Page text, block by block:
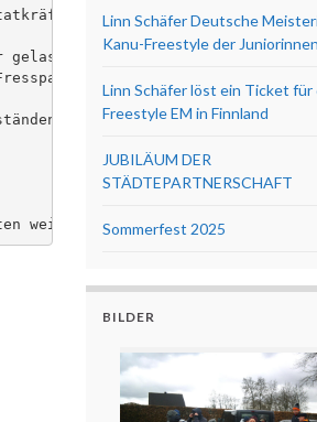
tatkräftig unterstützen.
gelassen.
helfend einzugreifen.
weiteren Verlauf des Wettkampfes
Linn Schäfer Deutsche
Kanu-Freestyle der
Linn Schäfer löst ein Ticket für
Freestyle EM in Finnland
JUBILÄUM DER
STÄDTEPARTNERSCHAFT
Sommerfest 2025
BILDER